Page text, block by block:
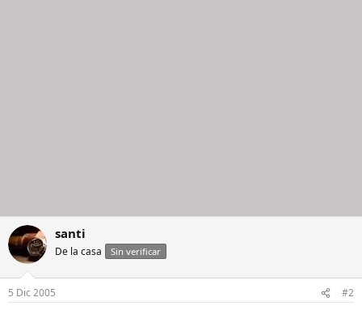
santi
De la casa Sin verificar
5 Dic 2005 #2